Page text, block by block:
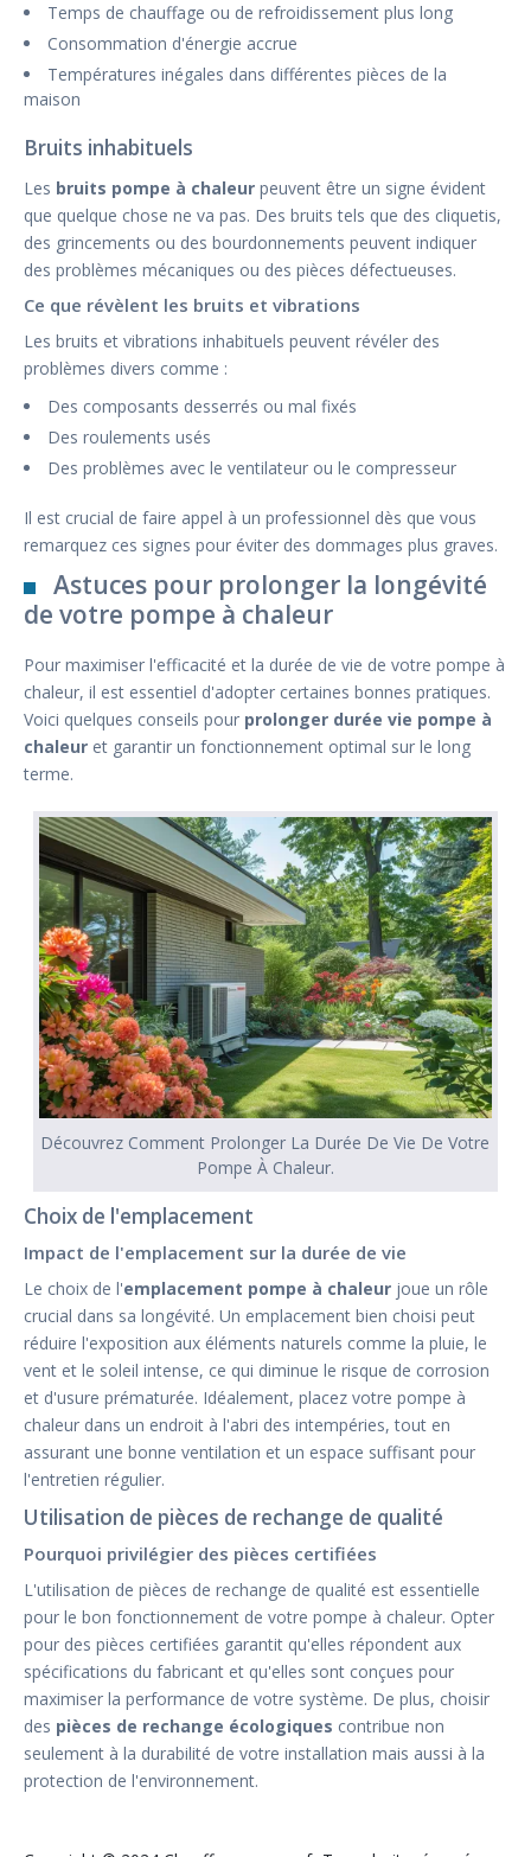
Temps de chauffage ou de refroidissement plus long
Consommation d'énergie accrue
Températures inégales dans différentes pièces de la
maison
Bruits inhabituels
Les bruits pompe à chaleur peuvent être un signe évident
que quelque chose ne va pas. Des bruits tels que des cliquetis,
des grincements ou des bourdonnements peuvent indiquer
des problèmes mécaniques ou des pièces défectueuses.
Ce que révèlent les bruits et vibrations
Les bruits et vibrations inhabituels peuvent révéler des
problèmes divers comme :
Des composants desserrés ou mal fixés
Des roulements usés
Des problèmes avec le ventilateur ou le compresseur
Il est crucial de faire appel à un professionnel dès que vous
remarquez ces signes pour éviter des dommages plus graves.
Astuces pour prolonger la longévité
de votre pompe à chaleur
Pour maximiser l'efficacité et la durée de vie de votre pompe à
chaleur, il est essentiel d'adopter certaines bonnes pratiques.
Voici quelques conseils pour prolonger durée vie pompe à
chaleur et garantir un fonctionnement optimal sur le long
terme.
Découvrez Comment Prolonger La Durée De Vie De Votre
Pompe À Chaleur.
Choix de l'emplacement
Impact de l'emplacement sur la durée de vie
Le choix de l'emplacement pompe à chaleur joue un rôle
crucial dans sa longévité. Un emplacement bien choisi peut
réduire l'exposition aux éléments naturels comme la pluie, le
vent et le soleil intense, ce qui diminue le risque de corrosion
et d'usure prématurée. Idéalement, placez votre pompe à
chaleur dans un endroit à l'abri des intempéries, tout en
assurant une bonne ventilation et un espace suffisant pour
l'entretien régulier.
Utilisation de pièces de rechange de qualité
Pourquoi privilégier des pièces certifiées
L'utilisation de pièces de rechange de qualité est essentielle
pour le bon fonctionnement de votre pompe à chaleur. Opter
pour des pièces certifiées garantit qu'elles répondent aux
spécifications du fabricant et qu'elles sont conçues pour
maximiser la performance de votre système. De plus, choisir
des pièces de rechange écologiques contribue non
seulement à la durabilité de votre installation mais aussi à la
protection de l'environnement.